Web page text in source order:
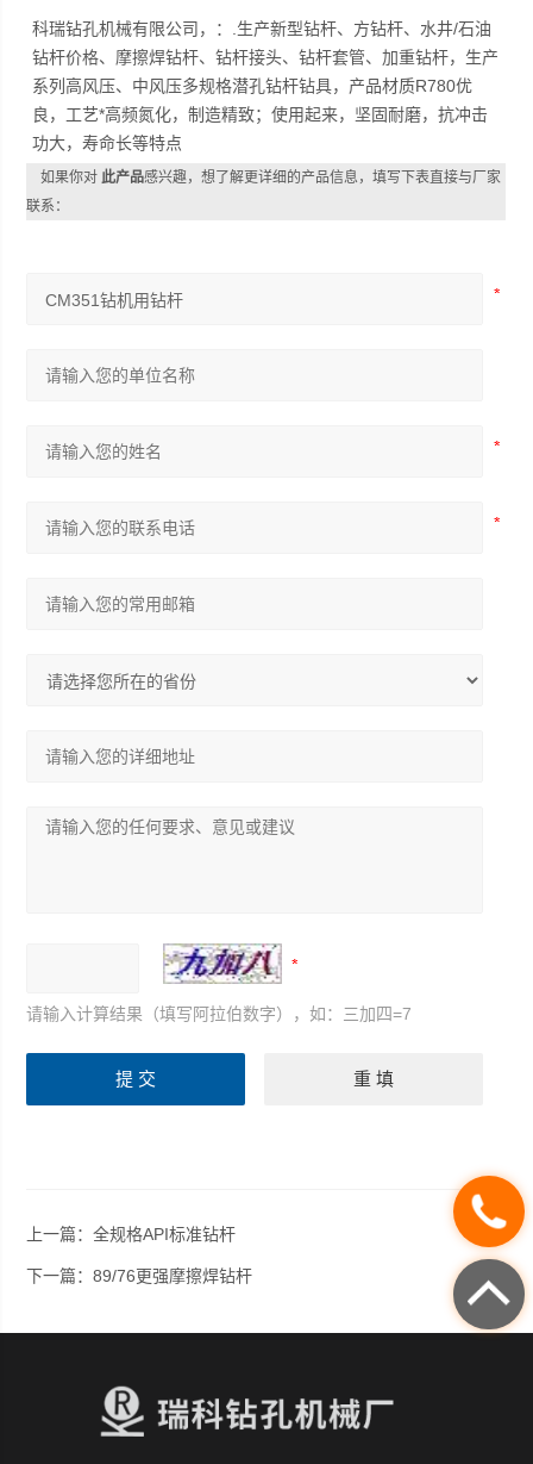
科瑞钻孔机械有限公司，：.生产新型钻杆、方钻杆、水井/石油
钻杆价格、摩擦焊钻杆、钻杆接头、钻杆套管、加重钻杆，生产
系列高风压、中风压多规格潜孔钻杆钻具，产品材质R780优
良，工艺*高频氮化，制造精致；使用起来，坚固耐磨，抗冲击
功大，寿命长等特点
如果你对此产品感兴趣，想了解更详细的产品信息，填写下表直接与厂家
联系：
请输入计算结果（填写阿拉伯数字），如：三加四=7
上一篇：全规格API标准钻杆
下一篇：89/76更强摩擦焊钻杆